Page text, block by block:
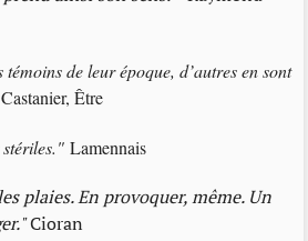
de leur époque, d’autres en sont
Être
stériles." Lamennais
plaies. En provoquer, même. Un
Cioran